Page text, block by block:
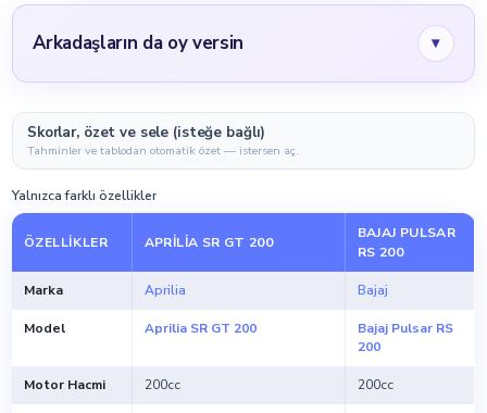
Arkadaşların da oy versin ▾
Skorlar, özet ve sele (isteğe bağlı)
Tahminler ve tablodan otomatik özet — istersen aç.
Yalnızca farklı özellikler
ÖZELLIKLER APRILIA SR GT 200
BAJAJ PULSAR
RS 200
Marka Aprilia Bajaj
Model Aprilia SR GT 200
Bajaj Pulsar RS
200
Motor Hacmi 200cc 200cc